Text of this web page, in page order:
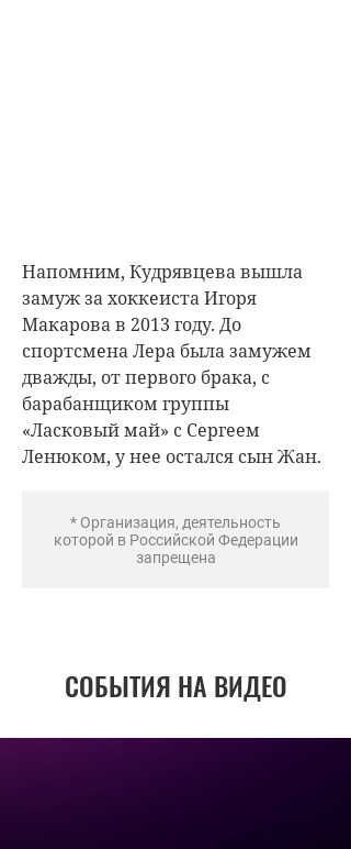
Напомним, Кудрявцева вышла
замуж за хоккеиста Игоря
Макарова в 2013 году. До
спортсмена Лера была замужем
дважды, от первого брака, с
барабанщиком группы
«Ласковый май» с Сергеем
Ленюком, у нее остался сын Жан.
* Организация, деятельность
которой в Российской Федерации
запрещена
СОБЫТИЯ НА ВИДЕО